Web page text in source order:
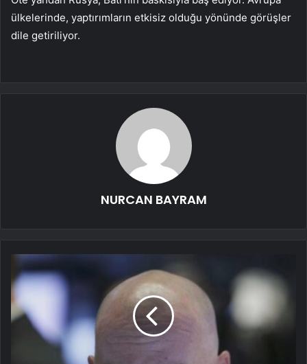
ülkelerinde, yaptırımların etkisiz olduğu yönünde görüşler
dile getiriliyor.
NURCAN BAYRAM